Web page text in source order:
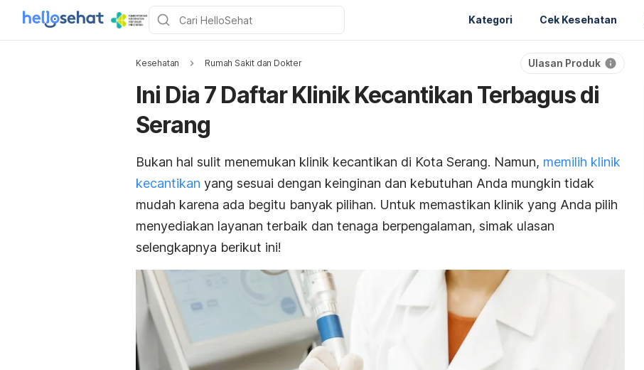
Kategori Cek Kesehatan
Kesehatan Rumah Sakit dan Dokter Ulasan Produk
Ini Dia 7 Daftar Klinik Kecantikan Terbagus di
Serang
Bukan hal sulit menemukan klinik kecantikan di Kota Serang. Namun, memilih klinik
kecantikan yang sesuai dengan keinginan dan kebutuhan Anda mungkin tidak
mudah karena ada begitu banyak pilihan. Untuk memastikan klinik yang Anda pilih
menyediakan layanan terbaik dan tenaga berpengalaman, simak ulasan
selengkapnya berikut ini!